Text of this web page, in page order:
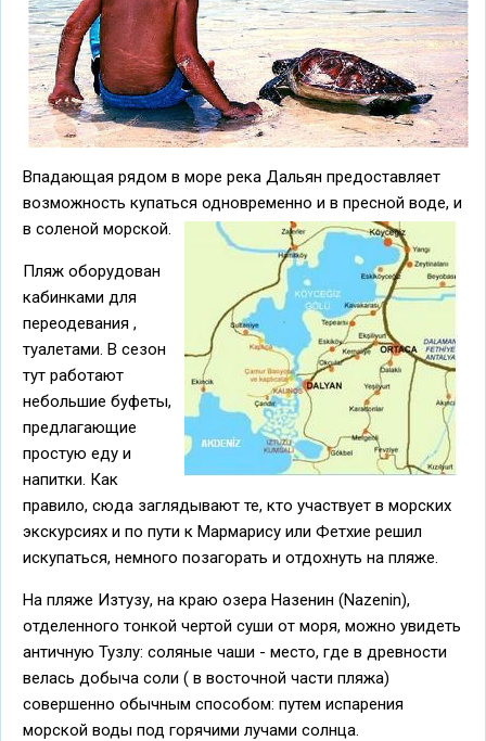
Впадающая рядом в море река Дальян предоставляет
возможность купаться одновременно и в пресной воде, и
в соленой морской.
Пляж оборудован
кабинками для
переодевания ,
туалетами. В сезон
тут работают
небольшие буфеты,
предлагающие
простую еду и
напитки. Как
правило, сюда заглядывают те, кто участвует в морских
экскурсиях и по пути к Мармарису или Фетхие решил
искупаться, немного позагорать и отдохнуть на пляже.
На пляже Изтузу, на краю озера Назенин (Nazenin),
отделенного тонкой чертой суши от моря, можно увидеть
античную Тузлу: соляные чаши - место, где в древности
велась добыча соли ( в восточной части пляжа)
совершенно обычным способом: путем испарения
морской воды под горячими лучами солнца.